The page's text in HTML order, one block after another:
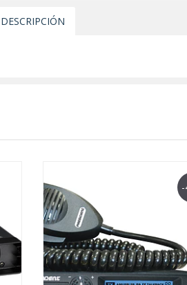
DESCRIPCIÓN